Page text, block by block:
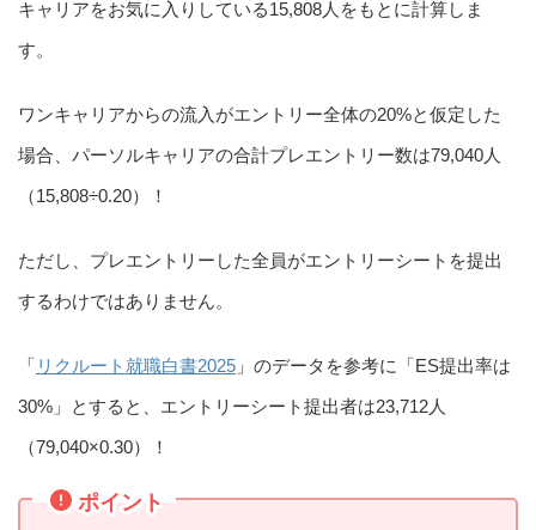
キャリアをお気に入りしている15,808人をもとに計算しま
す。
ワンキャリアからの流入がエントリー全体の20%と仮定した
場合、パーソルキャリアの合計プレエントリー数は79,040人
（15,808÷0.20）！
ただし、プレエントリーした全員がエントリーシートを提出
するわけではありません。
「 リクルート就職白書2025 」のデータを参考に「ES提出率は
30%」とすると、エントリーシート提出者は23,712人
（79,040×0.30）！
ポイント